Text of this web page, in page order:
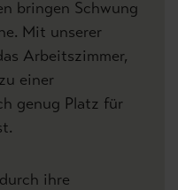
bringen Schwung
Mit unserer
Arbeitszimmer,
einer
genug Platz für
ihre